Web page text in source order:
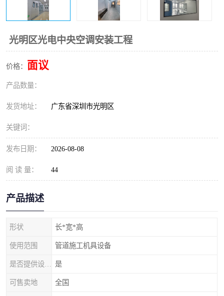
光明区光电中央空调安装工程
价格： 面议
产品数量：
发货地址： 广东省深圳市光明区
关键词：
发布日期： 2026-08-08
阅 读 量： 44
产品描述
形状 长*宽*高
使用范围 管道施工机具设备
是
可售卖地 全国